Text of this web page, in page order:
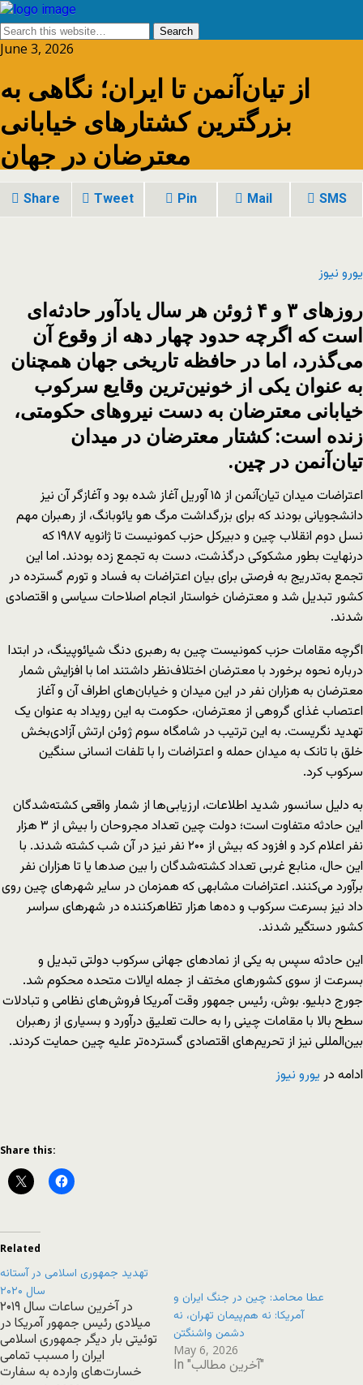
June 3, 2026
از تیان‌آنمن تا ایران؛ نگاهی به
بزرگترین کشتارهای خیابانی
معترضان در جهان
Share Tweet Pin Mail SMS
یورو نیوز
روزهای ۳ و ۴ ژوئن هر سال یادآور حادثه‌ای
است که اگرچه حدود چهار دهه از وقوع آن
می‌گذرد، اما در حافظه تاریخی جهان همچنان
به عنوان یکی از خونین‌ترین وقایع سرکوب
خیابانی معترضان به دست نیروهای حکومتی،
زنده است: کشتار معترضان در میدان
تیان‌آنمن در چین.
اعتراضات میدان تیان‌آنمن از ۱۵ آوریل آغاز شده بود و آغازگر آن نیز
دانشجویانی بودند که برای بزرگداشت مرگ هو یائوبانگ، از رهبران مهم
نسل دوم انقلاب چین و دبیرکل حزب کمونیست تا ژانویه ۱۹۸۷ که
درنهایت بطور مشکوکی درگذشت، دست به تجمع زده بودند. اما این
تجمع به‌تدریج به فرصتی برای بیان اعتراضات به فساد و تورم گسترده در
کشور تبدیل شد و معترضان خواستار انجام اصلاحات سیاسی و اقتصادی
شدند.
اگرچه مقامات حزب کمونیست چین به رهبری دنگ شیائوپینگ، در ابتدا
درباره نحوه برخورد با معترضان اختلاف‌نظر داشتند اما با افزایش شمار
معترضان به هزاران نفر در این میدان و خیابان‌های اطراف آن و آغاز
اعتصاب غذای گروهی از معترضان، حکومت به این رویداد به عنوان یک
تهدید نگریست. به این ترتیب در شامگاه سوم ژوئن ارتش آزادی‌بخش
خلق با تانک به میدان حمله و اعتراضات را با تلفات انسانی سنگین
سرکوب کرد.
به دلیل سانسور شدید اطلاعات، ارزیابی‌ها از شمار واقعی کشته‌شدگان
این حادثه متفاوت است؛ دولت چین تعداد مجروحان را بیش از ۳ هزار
نفر اعلام کرد و افزود که بیش از ۲۰۰ نفر نیز در آن شب کشته شدند. با
این حال، منابع غربی تعداد کشته‌شدگان را بین صدها یا تا هزاران نفر
برآورد می‌کنند. اعتراضات مشابهی که همزمان در سایر شهرهای چین روی
داد نیز بسرعت سرکوب و ده‌ها هزار تظاهرکننده در شهرهای سراسر
کشور دستگیر شدند.
این حادثه سپس به یکی از نمادهای جهانی سرکوب دولتی تبدیل و
بسرعت از سوی کشورهای مختف از جمله ایالات متحده محکوم شد.
جورج دبلیو. بوش، رئیس جمهور وقت آمریکا فروش‌های نظامی و تبادلات
سطح بالا با مقامات چینی را به حالت تعلیق درآورد و بسیاری از رهبران
بین‌المللی نیز از تحریم‌های اقتصادی گسترده‌تر علیه چین حمایت کردند.
ادامه در یورو نیوز
Share this:
Related
تهدید جمهوری اسلامی در آستانه
سال ۲۰۲۰
در آخرین ساعات سال ۲۰۱۹
میلادی رئیس جمهور آمریکا در
توئیتی بار دیگر جمهوری اسلامی
ایران را مسبب تمامی
خسارت‌های وارده به سفارت
عطا محامد: چین در جنگ ایران و
آمریکا: نه هم‌پیمان تهران، نه
دشمن واشنگتن
May 6, 2026
In "آخرین مطالب"